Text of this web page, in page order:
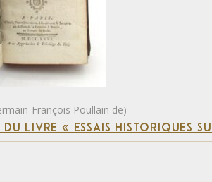
François Poullain de)
DU LIVRE « ESSAIS HISTORIQUES